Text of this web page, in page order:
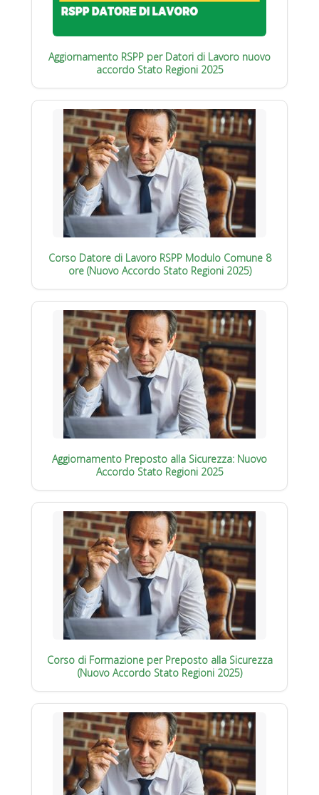
Aggiornamento RSPP per Datori di Lavoro nuovo
accordo Stato Regioni 2025
Corso Datore di Lavoro RSPP Modulo Comune 8
ore (Nuovo Accordo Stato Regioni 2025)
Aggiornamento Preposto alla Sicurezza: Nuovo
Accordo Stato Regioni 2025
Corso di Formazione per Preposto alla Sicurezza
(Nuovo Accordo Stato Regioni 2025)